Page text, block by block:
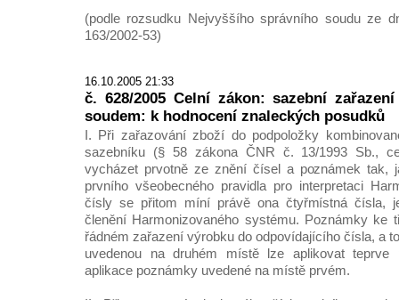
(podle rozsudku Nejvyššího správního soudu ze
163/2002-53)
16.10.2005 21:33
č. 628/2005 Celní zákon: sazební
soudem: k hodnocení znaleckých posudků
I. Při zařazování zboží do podpoložky
sazebníku (§ 58 zákona ČNR č. 13/1993 Sb.,
vycházet prvotně ze znění čísel a poznámek tak,
prvního všeobecného pravidla pro interpretaci
čísly se přitom míní právě ona čtyřmístná čísla,
členění Harmonizovaného systému. Poznámky ke
řádném zařazení výrobku do odpovídajícího čísla, a
uvedenou na druhém místě lze aplikovat teprve
aplikace poznámky uvedené na místě prvém.